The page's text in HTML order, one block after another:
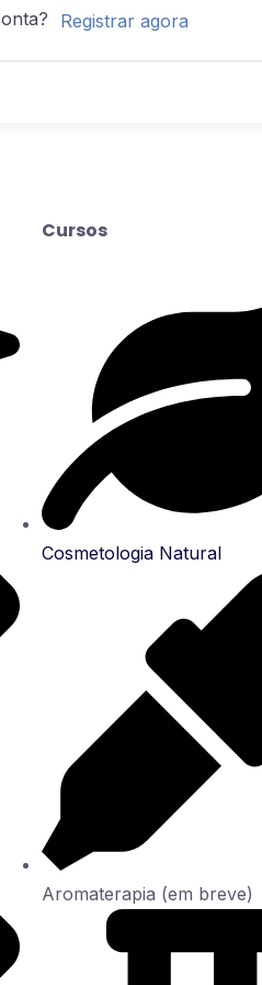
Registrar agora
Cursos
Cosmetologia Natural
Aromaterapia (em breve)